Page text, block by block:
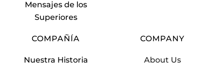
Mensajes de los
Superiores
COMPAÑÍA
Nuestra Historia
COMPANY
About Us